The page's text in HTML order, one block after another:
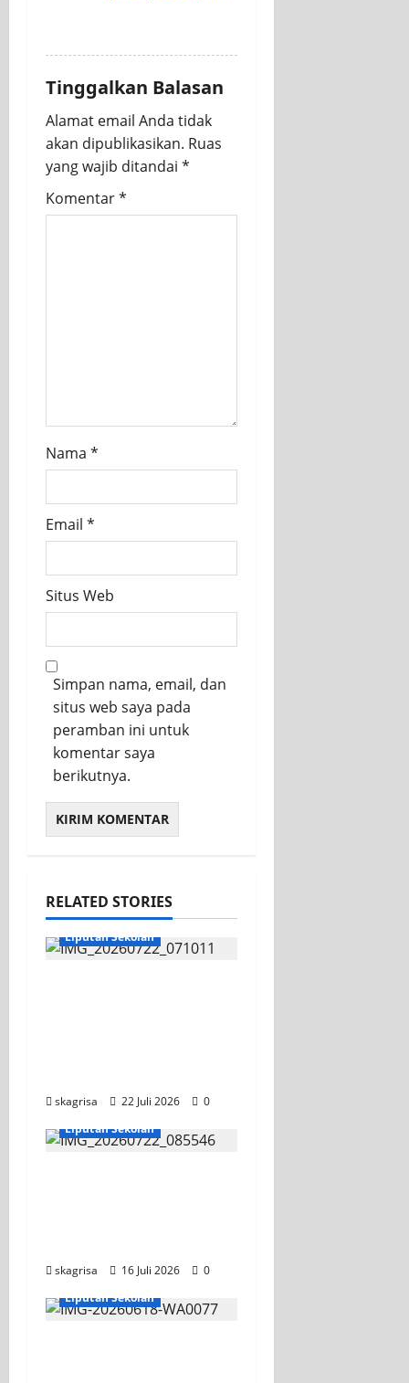
Tinggalkan Balasan
Alamat email Anda tidak
akan dipublikasikan. Ruas
yang wajib ditandai *
Komentar*
Nama *
Email *
Situs Web
Simpan nama, email, dan
situs web saya pada
peramban ini untuk
komentar saya
berikutnya.
RELATED STORIES
KEGIATAN OSIS
Liputan Sekolah
skagrisa 22 Juli 2026 0
Jurusan TITL
Liputan Sekolah
skagrisa 16 Juli 2026 0
KEGIATAN OSIS
Liputan Sekolah